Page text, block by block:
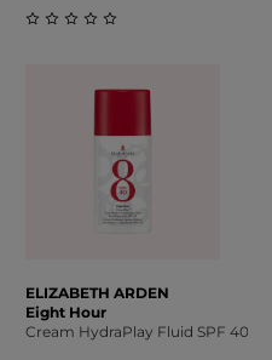
ELIZABETH ARDEN
Eight Hour
Cream HydraPlay Fluid SPF 40